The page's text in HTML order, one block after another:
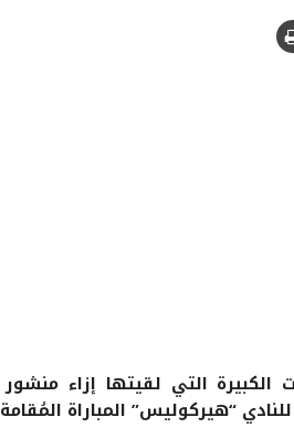
الكبيرة التي لقيتها إزاء
“هيركوليس” المباراة المُقامة